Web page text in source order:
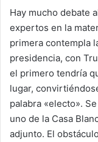
Hay mucho debate
expertos en la
primera contempla
presidencia, con
el primero tendría
lugar,
palabra «electo».
uno de la Casa
adjunto. El